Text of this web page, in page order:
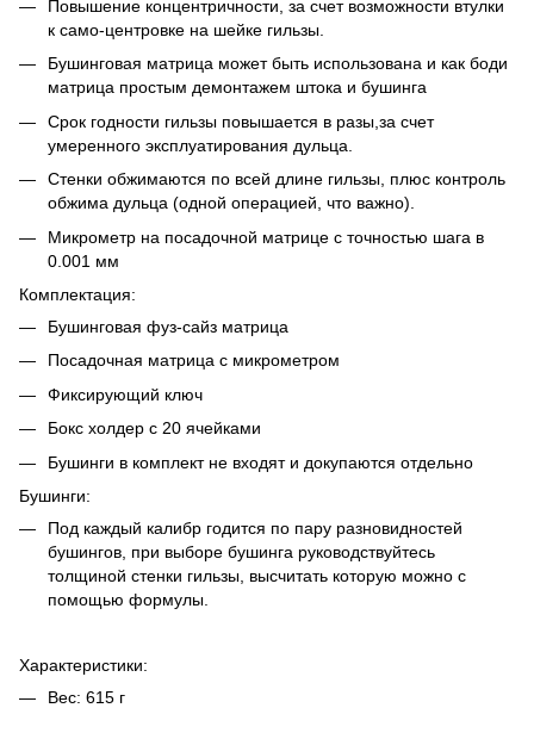
Повышение концентричности, за счет возможности втулки
к само-центровке на шейке гильзы.
Бушинговая матрица может быть использована и как боди
матрица простым демонтажем штока и бушинга
Срок годности гильзы повышается в разы,за счет
умеренного эксплуатирования дульца.
Стенки обжимаются по всей длине гильзы, плюс контроль
обжима дульца (одной операцией, что важно).
Микрометр на посадочной матрице с точностью шага в
0.001 мм
Комплектация:
Бушинговая фуз-сайз матрица
Посадочная матрица с микрометром
Фиксирующий ключ
Бокс холдер с 20 ячейками
Бушинги в комплект не входят и докупаются отдельно
Бушинги:
Под каждый калибр годится по пару разновидностей
бушингов, при выборе бушинга руководствуйтесь
толщиной стенки гильзы, высчитать которую можно с
помощью формулы.
Характеристики:
Вес: 615 г